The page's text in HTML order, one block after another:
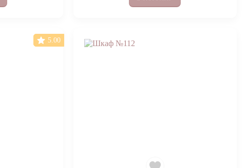
5.00